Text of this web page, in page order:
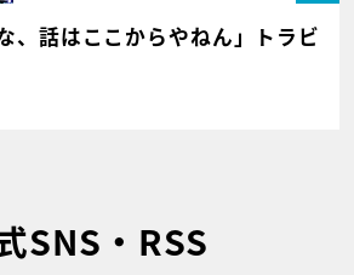
、話はここからやねん」トラビ
SNS・RSS